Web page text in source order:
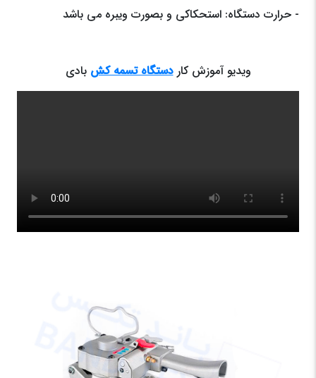
- حرارت دستگاه: استحکاکی و بصورت ویبره می باشد
ویدیو آموزش کاردستگاه تسمه کش بادی